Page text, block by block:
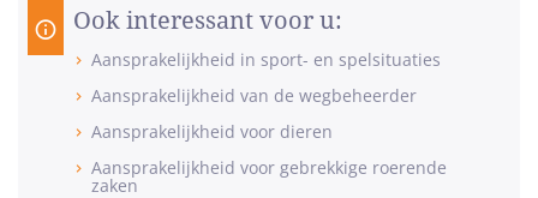
Ook interessant voor u:
Aansprakelijkheid in sport- en spelsituaties
Aansprakelijkheid van de wegbeheerder
Aansprakelijkheid voor dieren
Aansprakelijkheid voor gebrekkige roerende
zaken